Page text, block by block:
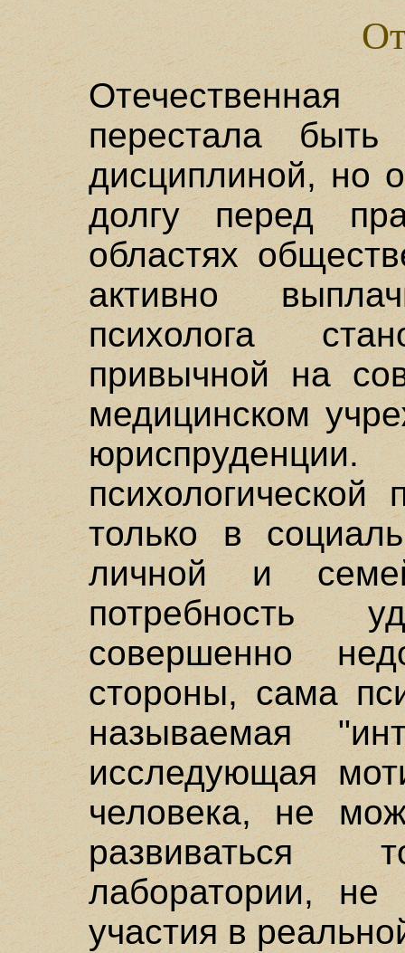
перестала быть
дисциплиной, но
долгу перед
областях
активно
психолога
привычной на
медицинском
только в
личной и
потребность
совершенно
стороны, сама
называемая
исследующая
человека, не
лаборатории, не
участия в